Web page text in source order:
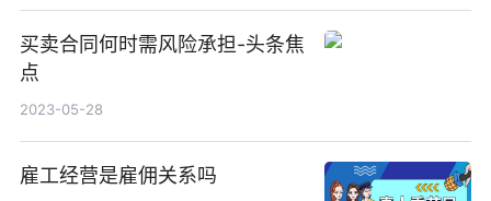
买卖合同何时需风险承担-头条焦
点
2023-05-28
雇工经营是雇佣关系吗